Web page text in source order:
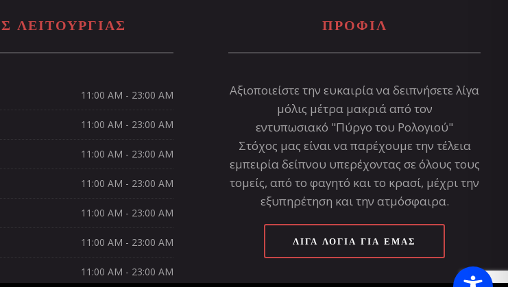
ΛΕΙΤΟΥΡΓΊΑΣ
11:00 AM - 23:00 AM
11:00 AM - 23:00 AM
11:00 AM - 23:00 AM
11:00 AM - 23:00 AM
11:00 AM - 23:00 AM
11:00 AM - 23:00 AM
11:00 AM - 23:00 AM
ΠΡΟΦΊΛ
Αξιοποιείστε την ευκαιρία να δειπνήσετε λίγα
μόλις μέτρα μακριά από τον
εντυπωσιακό "Πύργο του Ρολογιού"
Στόχος μας είναι να παρέχουμε την τέλεια
εμπειρία δείπνου υπερέχοντας σε όλους τους
τομείς, από το φαγητό και το κρασί, μέχρι την
εξυπηρέτηση και την ατμόσφαιρα.
ΛΊΓΑ ΛΌΓΙΑ ΓΙΑ ΕΜΆΣ